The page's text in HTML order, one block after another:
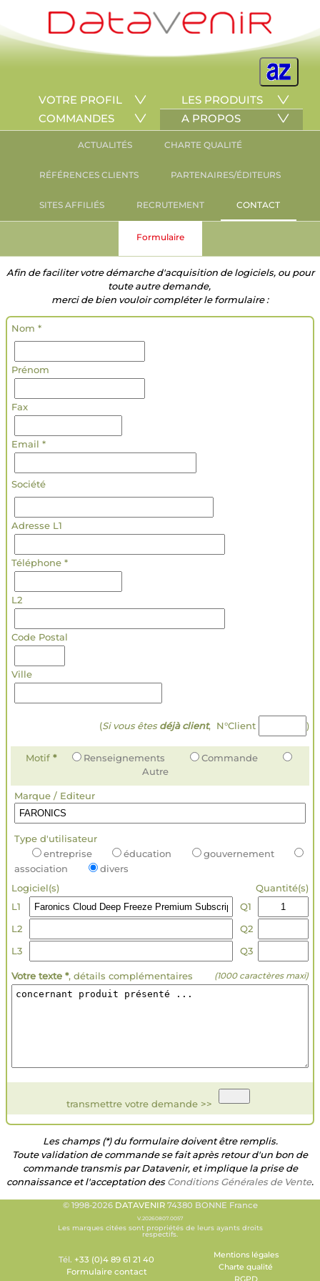
VOTRE PROFIL
LES PRODUITS
COMMANDES
A PROPOS
ACTUALITÉS CHARTE QUALITÉ
RÉFÉRENCES CLIENTS PARTENAIRES/ÉDITEURS
SITES AFFILIÉS RECRUTEMENT CONTACT
Formulaire
Afin de faciliter votre démarche d'acquisition de logiciels, ou pour
toute autre demande,
merci de bien vouloir compléter le formulaire :
Nom *
Prénom
Fax
Email *
Société
Adresse L1
Téléphone *
L2
Code Postal
Ville
(Si vous êtesdéjà client, N°Client )
Motif * Renseignements
Commande
Autre
Marque / Editeur
Type d'utilisateur
entreprise
éducation
gouvernement
association
divers
Logiciel(s)
Quantité(s)
L1
Q1
L2
Q2
L3
Q3
Votre texte *, détails complémentaires (1000 caractères maxi)
transmettre votre demande >>
Les champs (*) du formulaire doivent être remplis.
Toute validation de commande se fait après retour d'un bon de
commande transmis par Datavenir, et implique la prise de
connaissance et l'acceptation desConditions Générales de Vente.
© 1998-2026 DATAVENIR74380 BONNE France
V.20260807.0057
Les marques citées sont propriétés de leurs ayants droits
respectifs.
Tél. +33 (0)4 89 61 21 40
Formulaire contact
Mentions légales
Charte qualité